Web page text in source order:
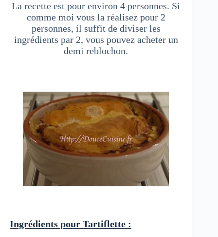
La recette est pour environ 4 personnes. Si
comme moi vous la réalisez pour 2
personnes, il suffit de diviser les
ingrédients par 2, vous pouvez acheter un
demi reblochon.
Ingrédients pour Tartiflette :